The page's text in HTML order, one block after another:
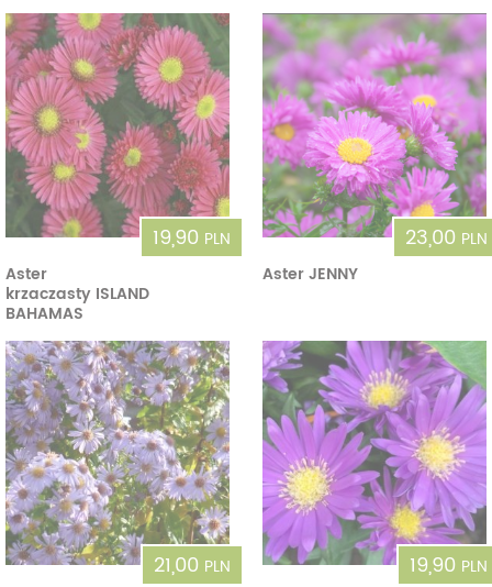
19,90 PLN
Aster
krzaczasty ISLAND
BAHAMAS
23,00 PLN
Aster JENNY
21,00 PLN
19,90 PLN